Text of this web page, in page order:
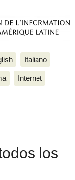
Italiano
Internet
los